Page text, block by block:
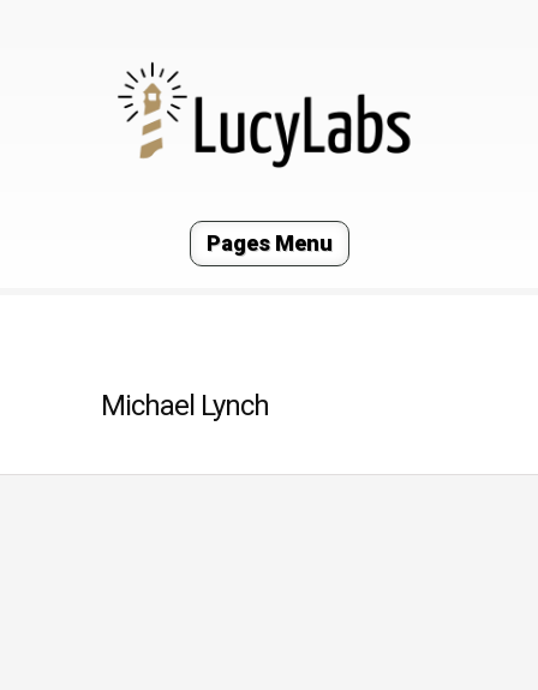
Pages Menu
Michael Lynch